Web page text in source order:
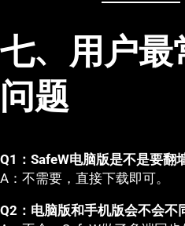
七、用户最
问题
Q1：SafeW电脑版是不是要翻
A：不需要，直接下载即可。
Q2：电脑版和手机版会不会不